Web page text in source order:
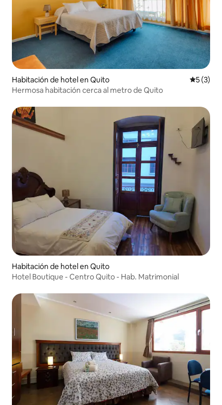
Habitación de hotel en Quito
5 (3)
Hermosa habitación cerca al metro de Quito
Habitación de hotel en Quito
Hotel Boutique - Centro Quito - Hab. Matrimonial